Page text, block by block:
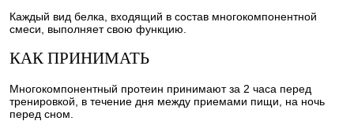
Каждый вид белка, входящий в состав многокомпонентной
смеси, выполняет свою функцию.
КАК ПРИНИМАТЬ
Многокомпонентный протеин принимают за 2 часа перед
тренировкой, в течение дня между приемами пищи, на ночь
перед сном.